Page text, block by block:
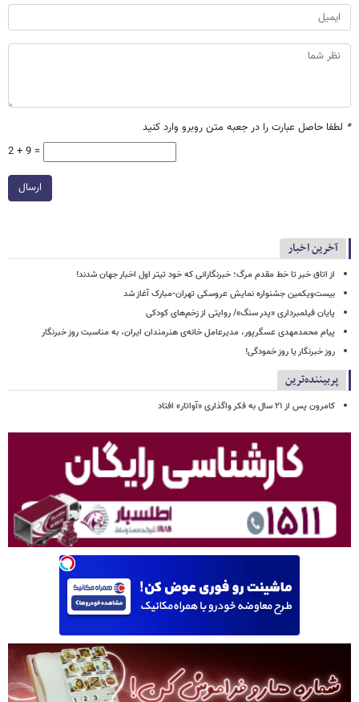
* لطفا حاصل عبارت را در جعبه متن روبرو وارد کنید
2 + 9 =
ارسال
آخرین اخبار
از اتاق خبر تا خط مقدم مرگ؛ خبرنگارانی که خود تیتر اول اخبار جهان شدند!
بیست‌ویکمین جشنواره نمایش عروسکی تهران-مبارک آغاز شد
پایان فیلمبرداری «پدر سنگ»/ روایتی از زخم‌های کودکی
پیام محمدمهدی عسگرپور، مدیرعامل خانه‌ی هنرمندان ایران، به مناسبت روز خبرنگار
روز خبرنگار یا روز خمودگی!
پربیننده‌ترین
کامرون پس از ۲۱ سال به فکر واگذاری «آواتار» افتاد